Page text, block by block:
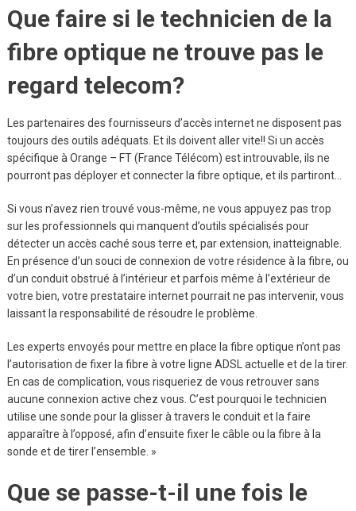
Que faire si le technicien de la
fibre optique ne trouve pas le
regard telecom?
Les partenaires des fournisseurs d’accès internet ne disposent pas
toujours des outils adéquats. Et ils doivent aller vite!! Si un accès
spécifique à Orange – FT (France Télécom) est introuvable, ils ne
pourront pas déployer et connecter la fibre optique, et ils partiront…
Si vous n’avez rien trouvé vous-même, ne vous appuyez pas trop
sur les professionnels qui manquent d’outils spécialisés pour
détecter un accès caché sous terre et, par extension, inatteignable.
En présence d’un souci de connexion de votre résidence à la fibre, ou
d’un conduit obstrué à l’intérieur et parfois même à l’extérieur de
votre bien, votre prestataire internet pourrait ne pas intervenir, vous
laissant la responsabilité de résoudre le problème.
Les experts envoyés pour mettre en place la fibre optique n’ont pas
l’autorisation de fixer la fibre à votre ligne ADSL actuelle et de la tirer.
En cas de complication, vous risqueriez de vous retrouver sans
aucune connexion active chez vous. C’est pourquoi le technicien
utilise une sonde pour la glisser à travers le conduit et la faire
apparaître à l’opposé, afin d’ensuite fixer le câble ou la fibre à la
sonde et de tirer l’ensemble. »
Que se passe-t-il une fois le